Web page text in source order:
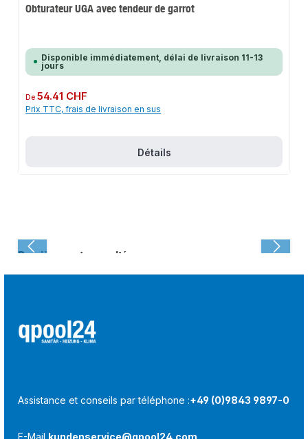
Obturateur UGA avec tendeur de garrot
Disponible immédiatement, délai de livraison 11-13
jours
Prix régulier :
De54.41 CHF
Prix TTC, frais de livraison en sus
Détails
Dernièrement consulté :
Assistance et conseils par téléphone :+49 (0)9843 9897-0
E-Mail kundenservice@qpool24.com